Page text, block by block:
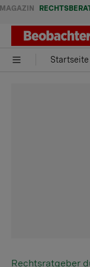
MAGAZIN
Startseite
Rechtsratgeber